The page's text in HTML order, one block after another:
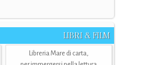
LIBRI & FILM
Libreria Mare di carta,